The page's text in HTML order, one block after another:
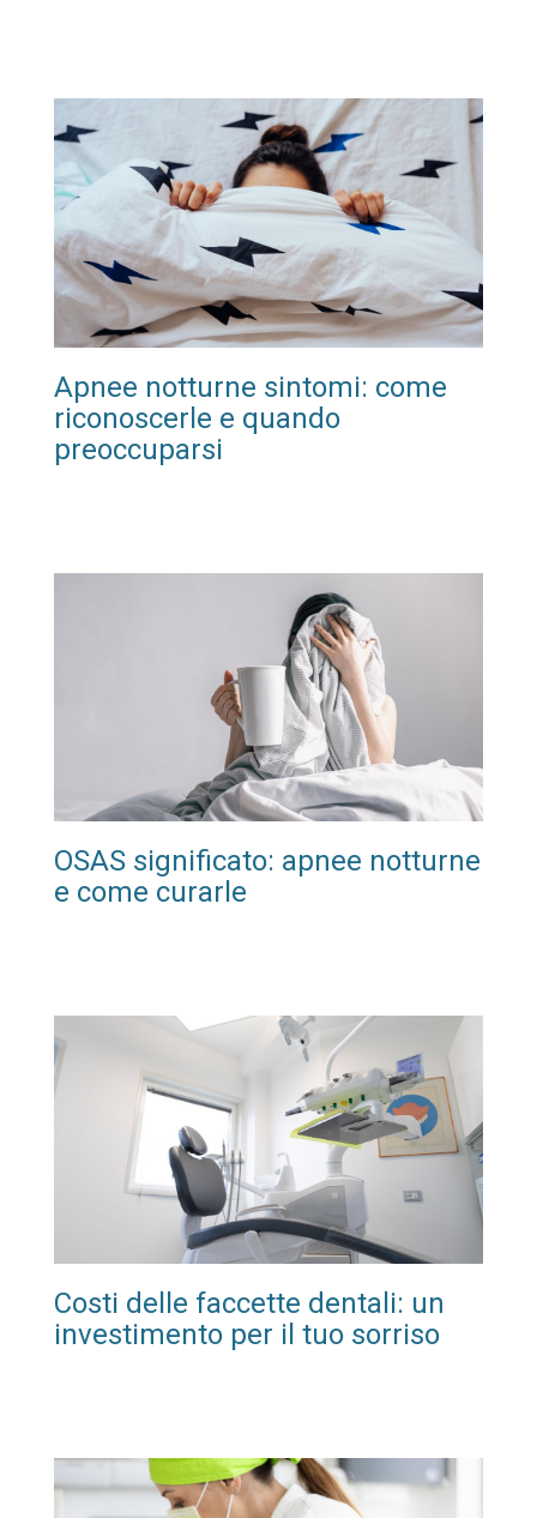
Apnee notturne sintomi: come
riconoscerle e quando
preoccuparsi
OSAS significato: apnee notturne
e come curarle
Costi delle faccette dentali: un
investimento per il tuo sorriso